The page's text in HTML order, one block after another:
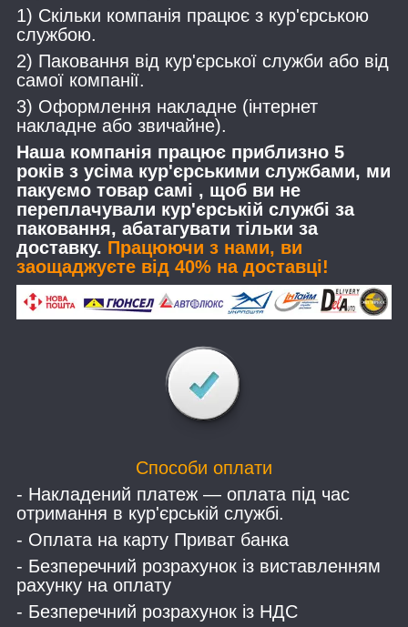
1) Скільки компанія працює з кур'єрською
службою.
2) Паковання від кур'єрської служби або від
самої компанії.
3) Оформлення накладне (інтернет
накладне або звичайне).
Наша компанія працює приблизно 5
років з усіма кур'єрськими службами, ми
пакуємо товар самі , щоб ви не
переплачували кур'єрській службі за
паковання, абатагувати тільки за
доставку. Працюючи з нами, ви
заощаджуєте від 40% на доставці!
Способи оплати
- Накладений платеж — оплата під час
отримання в кур'єрській службі.
- Оплата на карту Приват банка
- Безперечний розрахунок із виставленням
рахунку на оплату
- Безперечний розрахунок із НДС